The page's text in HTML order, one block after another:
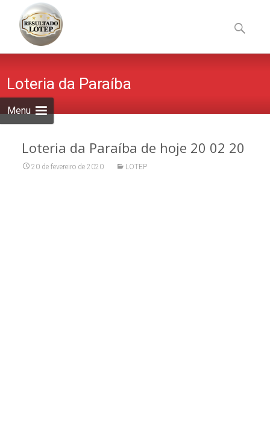
Menu
to
content
por:
Loteria da Paraíba
Loteria da Paraíba de hoje 20 02 20
20 de fevereiro de 2020 LOTEP